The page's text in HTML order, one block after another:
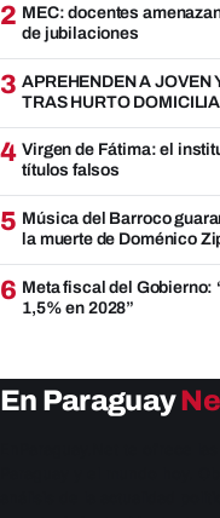
2 MEC: docentes
de jubilaciones
3 APREHENDEN A JOVEN
TRAS HURTO
4 Virgen de Fátima: el
títulos falsos
5 Música del Barroco
la muerte de Doménico
6 Meta fiscal del Gobierno:
1,5% en 2028”
En Paraguay